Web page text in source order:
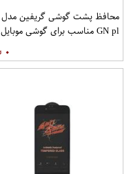
GN pl مناسب برای گوشی موبایل
۰